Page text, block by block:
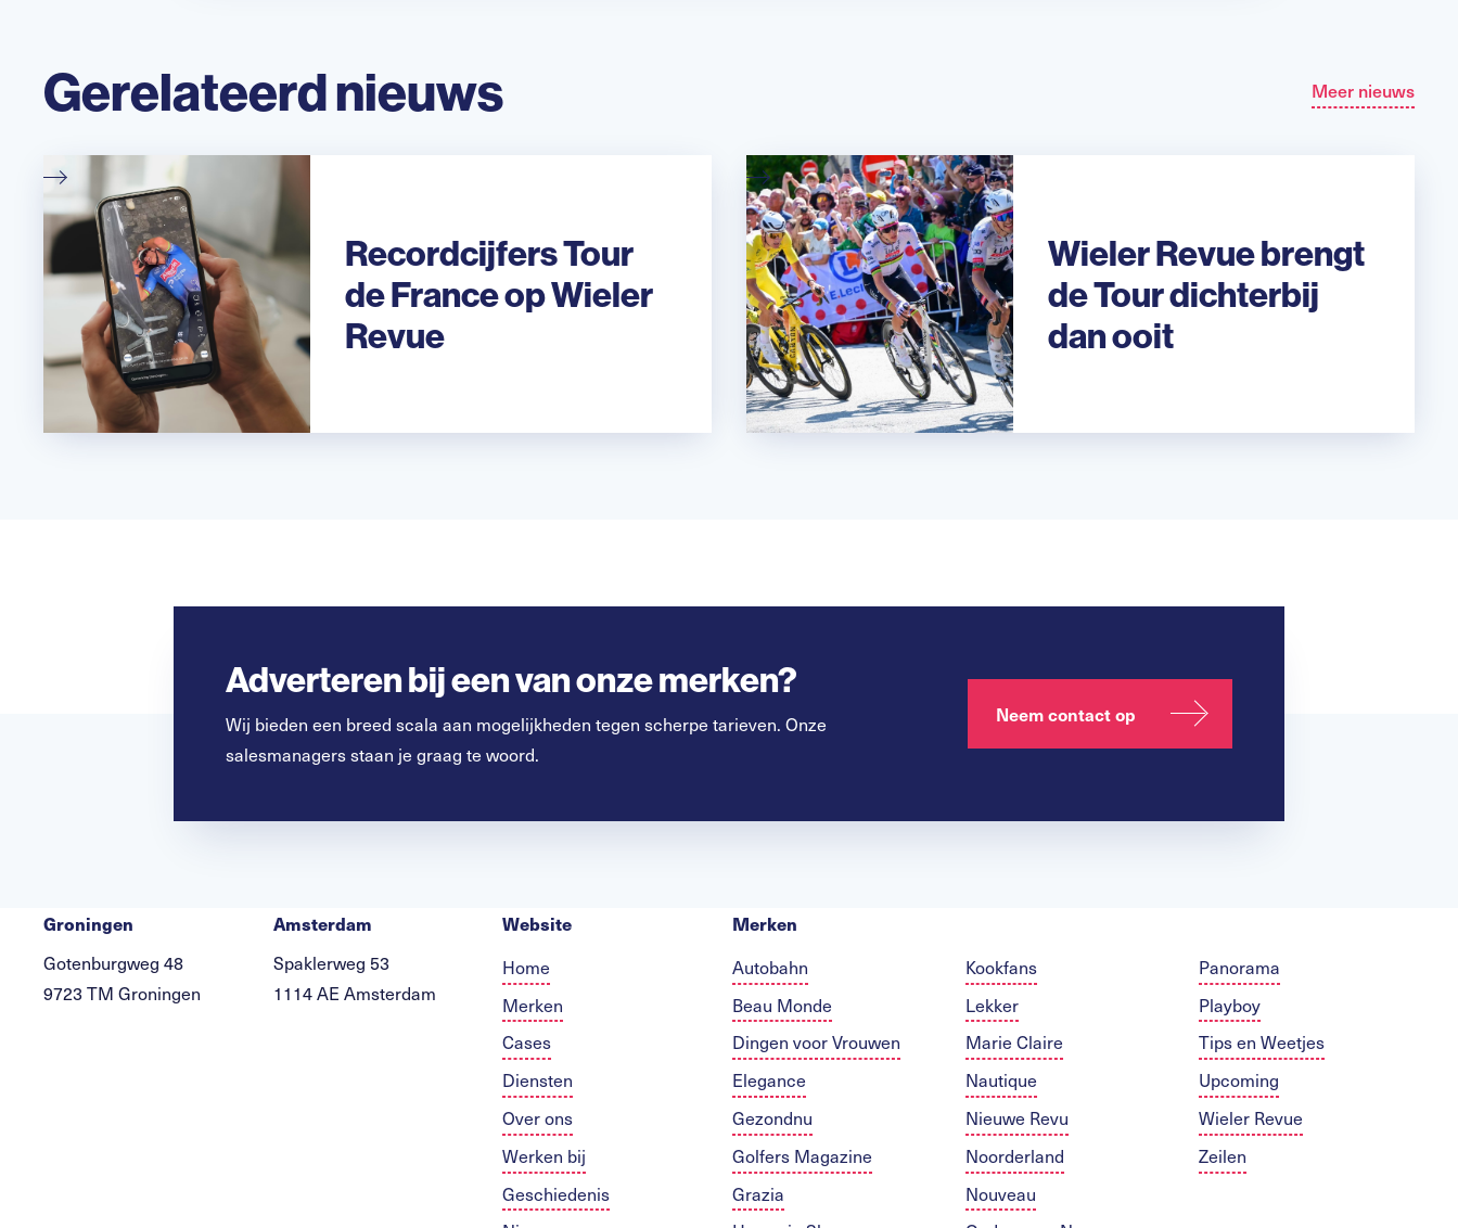
Gerelateerd nieuws Meer nieuws
Recordcijfers Tour
de France op Wieler
Revue
Wieler Revue brengt
de Tour dichterbij
dan ooit
Adverteren bij een van onze merken?
Wij bieden een breed scala aan mogelijkheden tegen scherpe tarieven. Onze
salesmanagers staan je graag te woord.
Neem contact op
Groningen
Gotenburgweg 48
9723 TM Groningen
Amsterdam
Spaklerweg 53
1114 AE Amsterdam
Website
Home
Merken
Cases
Diensten
Over ons
Werken bij
Geschiedenis
Merken
Autobahn
Beau Monde
Dingen voor Vrouwen
Elegance
Gezondnu
Golfers Magazine
Grazia
Kookfans
Lekker
Marie Claire
Nautique
Nieuwe Revu
Noorderland
Nouveau
Panorama
Playboy
Tips en Weetjes
Upcoming
Wieler Revue
Zeilen